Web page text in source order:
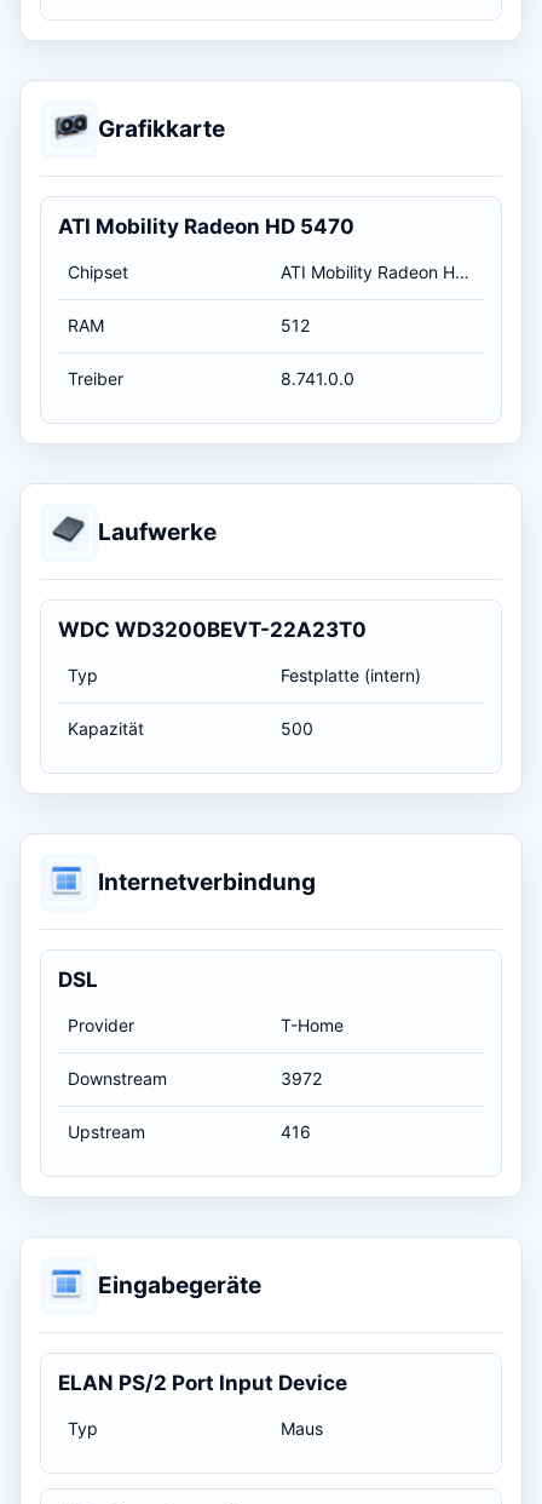
Grafikkarte
ATI Mobility Radeon HD 5470
Chipset ATI Mobility Radeon HD 5470
RAM 512
Treiber 8.741.0.0
Laufwerke
WDC WD3200BEVT-22A23T0
Typ Festplatte (intern)
Kapazität 500
Internetverbindung
DSL
Provider T-Home
Downstream 3972
Upstream 416
Eingabegeräte
ELAN PS/2 Port Input Device
Typ Maus